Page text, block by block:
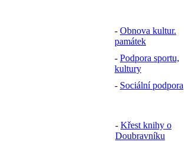
- Obnova kultur.
památek
- Podpora sportu,
kultury
- Sociální podpora
- Křest knihy o
Doubravníku